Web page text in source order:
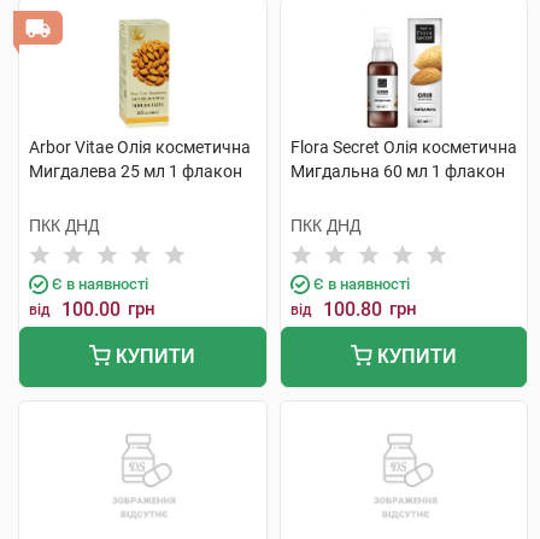
Arbor Vitae Олія косметична
Мигдалева 25 мл 1 флакон
ПКК ДНД
Є в наявності
від 100.00 грн
КУПИТИ
Flora Secret Олія косметична
Мигдальна 60 мл 1 флакон
ПКК ДНД
Є в наявності
від 100.80 грн
КУПИТИ